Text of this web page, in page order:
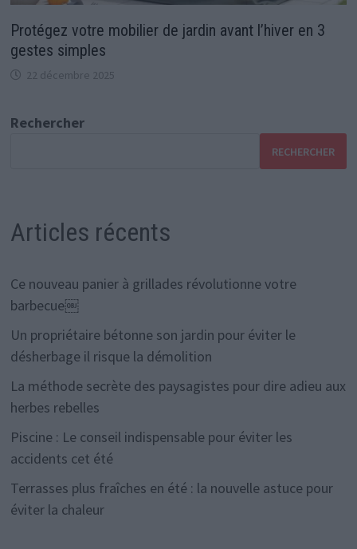
Protégez votre mobilier de jardin avant l’hiver en 3
gestes simples
22 décembre 2025
Rechercher
RECHERCHER
Articles récents
Ce nouveau panier à grillades révolutionne votre
barbecue￼
Un propriétaire bétonne son jardin pour éviter le
désherbage il risque la démolition
La méthode secrète des paysagistes pour dire adieu aux
herbes rebelles
Piscine : Le conseil indispensable pour éviter les
accidents cet été
Terrasses plus fraîches en été : la nouvelle astuce pour
éviter la chaleur